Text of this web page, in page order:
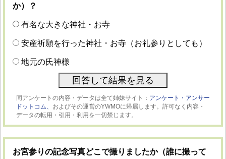
か）？
有名な大きな神社・お寺
安産祈願を行った神社・お寺（お礼参りとしても）
地元の氏神様
同アンケートの内容・データは全て姉妹サイト： アンケート・アンサー
ドットコム、 およびその運営のYWMOに帰属します。許可なく内容・
データの転用・引用・利用を一切禁じます。
お宮参りの記念写真どこで撮りましたか（誰に撮って